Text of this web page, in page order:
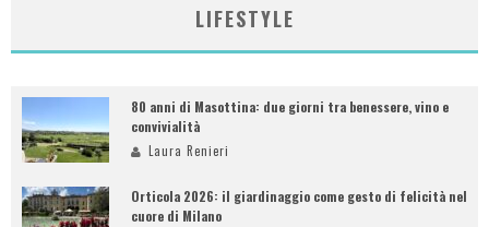
LIFESTYLE
80 anni di Masottina: due giorni tra benessere, vino e
convivialità
Laura Renieri
Orticola 2026: il giardinaggio come gesto di felicità nel
cuore di Milano